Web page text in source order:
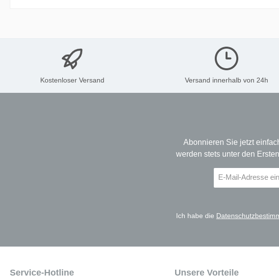
Kostenloser Versand Versand innerhalb von 24h
Abonnieren Sie jetzt
werden stets unter den
Mail-
Ich habe die
Service-Hotline Unsere Vorteile